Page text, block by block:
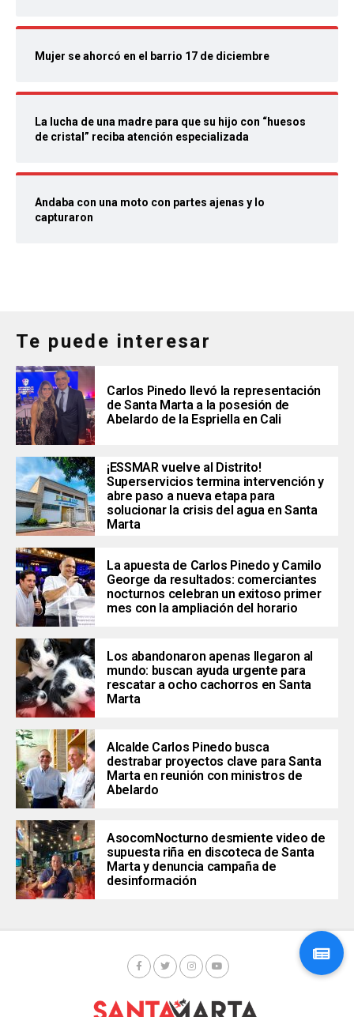
Mujer se ahorcó en el barrio 17 de diciembre
La lucha de una madre para que su hijo con “huesos
de cristal” reciba atención especializada
Andaba con una moto con partes ajenas y lo
capturaron
Te puede interesar
Carlos Pinedo llevó la representación
de Santa Marta a la posesión de
Abelardo de la Espriella en Cali
¡ESSMAR vuelve al Distrito!
Superservicios termina intervención y
abre paso a nueva etapa para
solucionar la crisis del agua en Santa
Marta
La apuesta de Carlos Pinedo y Camilo
George da resultados: comerciantes
nocturnos celebran un exitoso primer
mes con la ampliación del horario
Los abandonaron apenas llegaron al
mundo: buscan ayuda urgente para
rescatar a ocho cachorros en Santa
Marta
Alcalde Carlos Pinedo busca
destrabar proyectos clave para Santa
Marta en reunión con ministros de
Abelardo
AsocomNocturno desmiente video de
supuesta riña en discoteca de Santa
Marta y denuncia campaña de
desinformación